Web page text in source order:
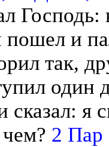
и
так,
один
сказал: я
2 Пар